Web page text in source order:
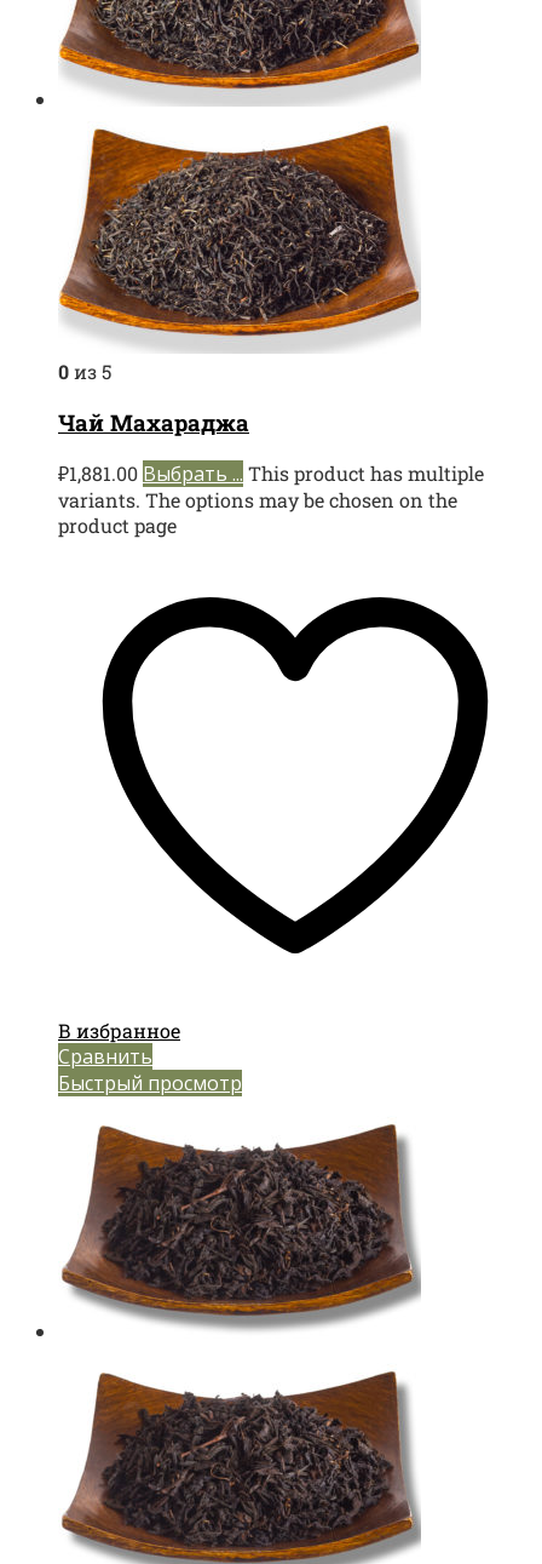
0из 5
Чай Махараджа
₽1,881.00 Выбрать ... This product has multiple
variants. The options may be chosen on the
product page
В избранное
Сравнить
Быстрый просмотр